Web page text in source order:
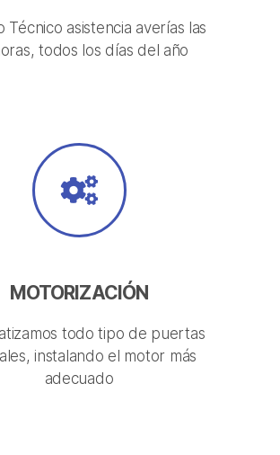
Técnico asistencia averías las
todos los días del año
MOTORIZACIÓN
todo tipo de puertas
instalando el motor más
adecuado